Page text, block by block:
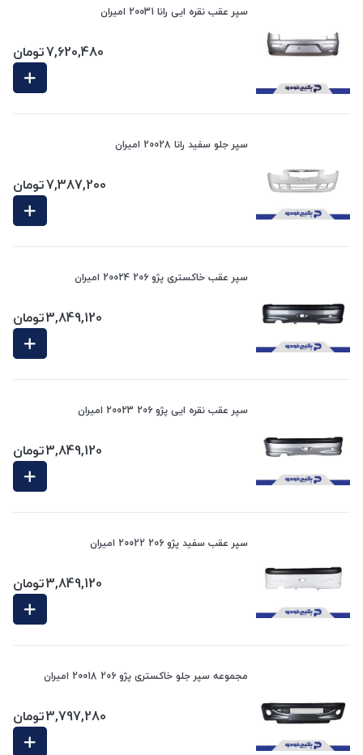
سپر عقب نقره ایی رانا 20031 امیران
7,620,480تومان
سپر جلو سفید رانا 20028 امیران
7,387,200تومان
سپر عقب خاکستری پژو 206 20024 امیران
3,849,120تومان
سپر عقب نقره ایی پژو 206 20023 امیران
3,849,120تومان
سپر عقب سفید پژو 206 20022 امیران
3,849,120تومان
مجموعه سپر جلو خاکستری پژو 206 20018 امیران
3,797,280تومان